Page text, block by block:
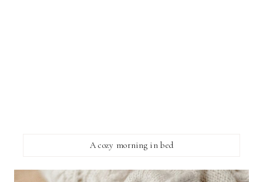
A cozy morning in bed